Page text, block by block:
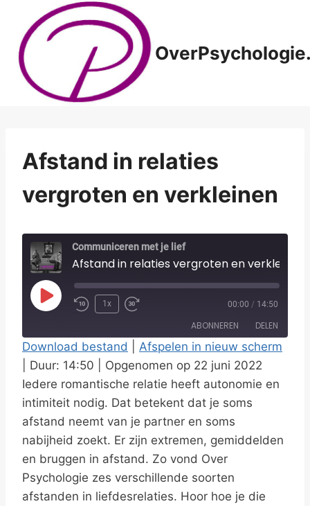
Doorgaan
inhoud
Afstand in relaties
vergroten en verkleinen
Communiceren met je lief
Afstand in relaties vergroten en verkleinen
P
a
y
E
p
i
s
o
d
e
1x 00:00 / 14:50
ABONNEREN DELEN
RSS FEED
DELEN
LINK
EMBED
Download bestand
Afspelen in nieuw scherm
Duur: 14:50
Opgenomen op 22 juni 2022
Iedere romantische relatie heeft autonomie en
intimiteit nodig. Dat betekent dat je soms
afstand neemt van je partner en soms
nabijheid zoekt. Er zijn extremen, gemiddelden
en bruggen in afstand. Zo vond Over
Psychologie zes verschillende soorten
afstanden in liefdesrelaties. Hoor hoe je die